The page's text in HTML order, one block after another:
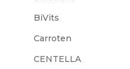
BiVits
Carroten
CENTELLA